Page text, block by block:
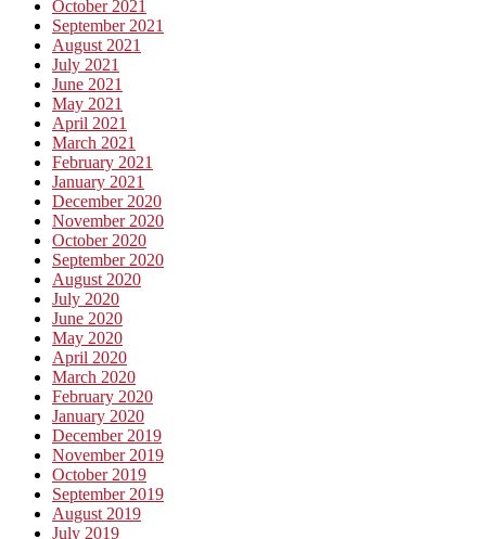
October 2021
September 2021
August 2021
July 2021
June 2021
May 2021
April 2021
March 2021
February 2021
January 2021
December 2020
November 2020
October 2020
September 2020
August 2020
July 2020
June 2020
May 2020
April 2020
March 2020
February 2020
January 2020
December 2019
November 2019
October 2019
September 2019
August 2019
July 2019